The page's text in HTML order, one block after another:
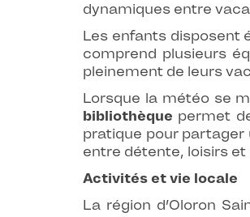
dynamiques entre
Les enfants disposent
comprend plusieurs
pleinement de leurs
Lorsque la météo se
bibliothèque permet
pratique pour partager
entre détente, loisirs et
Activités et vie locale
La région d’Oloron